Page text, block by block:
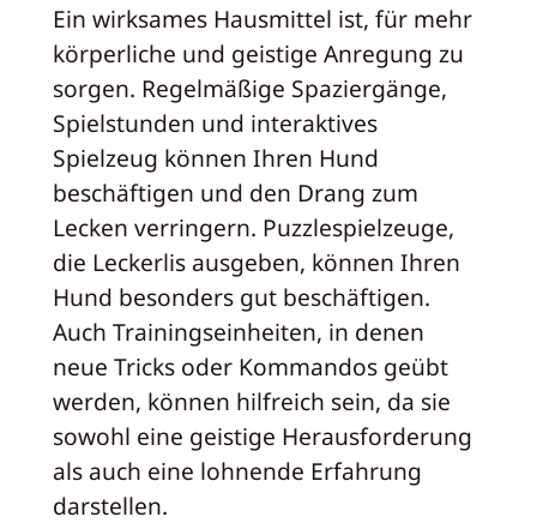
Ein wirksames Hausmittel ist, für mehr
körperliche und geistige Anregung zu
sorgen. Regelmäßige Spaziergänge,
Spielstunden und interaktives
Spielzeug können Ihren Hund
beschäftigen und den Drang zum
Lecken verringern. Puzzlespielzeuge,
die Leckerlis ausgeben, können Ihren
Hund besonders gut beschäftigen.
Auch Trainingseinheiten, in denen
neue Tricks oder Kommandos geübt
werden, können hilfreich sein, da sie
sowohl eine geistige Herausforderung
als auch eine lohnende Erfahrung
darstellen.